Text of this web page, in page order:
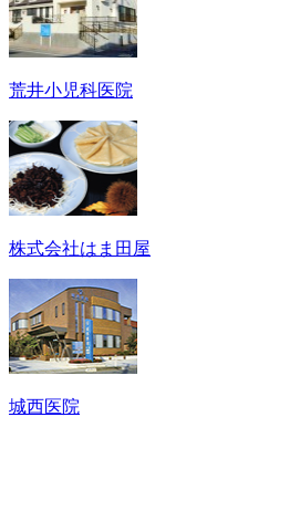
荒井小児科医院
株式会社はま田屋
城西医院